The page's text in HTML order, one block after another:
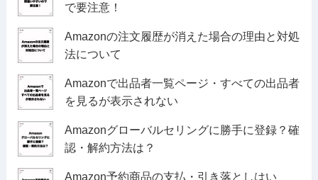
で要注意！
Amazonの注文履歴が消えた場合の理由と対処
法について
Amazonで出品者一覧ページ・すべての出品者
を見るが表示されない
Amazonグローバルセリングに勝手に登録？確
認・解約方法は？
Amazon予約商品の支払・引き落としはい